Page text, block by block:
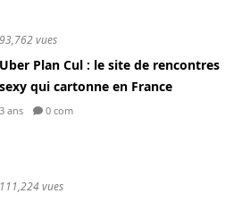
93,762 vues
Uber Plan Cul : le site de rencontres
sexy qui cartonne en France
3 ans 0 com
111,224 vues